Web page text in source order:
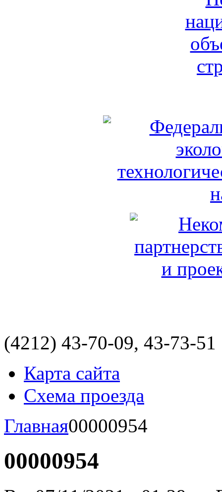
(4212) 43-70-09, 43-73-51
Карта сайта
Схема проезда
Главная00000954
00000954